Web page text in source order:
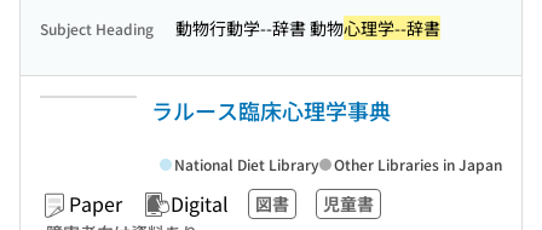
Subject Heading 動物行動学--辞書 動物心理学--辞書
ラルース臨床心理学事典
Paper Digital 図書
児童書
National Diet Library Other Libraries in Japan